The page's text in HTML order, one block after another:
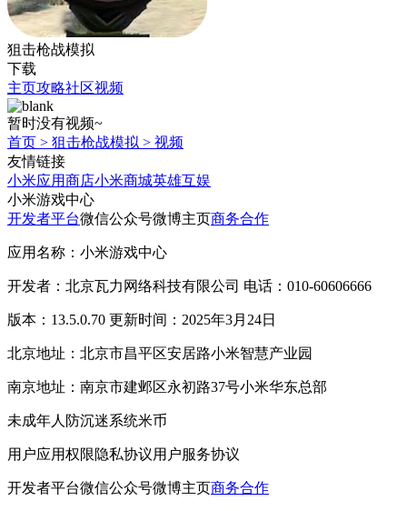
狙击枪战模拟
下载
主页攻略社区视频
暂时没有视频~
首页 > 狙击枪战模拟 > 视频
友情链接
小米应用商店小米商城英雄互娱
小米游戏中心
开发者平台微信公众号微博主页商务合作
应用名称：小米游戏中心
开发者：北京瓦力网络科技有限公司 电话：010-60606666
版本：13.5.0.70 更新时间：2025年3月24日
北京地址：北京市昌平区安居路小米智慧产业园
南京地址：南京市建邺区永初路37号小米华东总部
未成年人防沉迷系统米币
用户应用权限隐私协议用户服务协议
开发者平台微信公众号微博主页商务合作